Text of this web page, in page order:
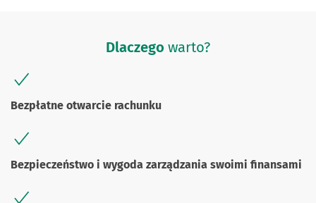
Dlaczego warto?
Bezpłatne otwarcie rachunku
Bezpieczeństwo i wygoda zarządzania swoimi finansami